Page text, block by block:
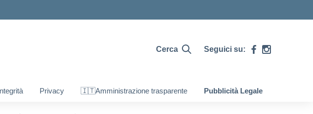
Cerca Seguici su:
Privacy 🇮🇹Amministrazione trasparente Pubblicità Legale